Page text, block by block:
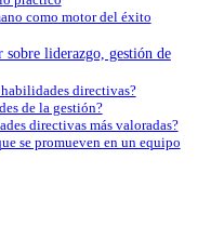
como motor del éxito
sobre liderazgo, gestión de
directivas?
de la gestión?
directivas más valoradas?
se promueven en un equipo